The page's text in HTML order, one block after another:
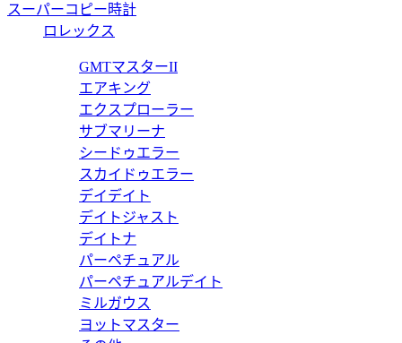
ト 867325 AAGA7 1000
ウォレット 867318 AAGE0 2007
ドウォレット 867318 AAGA7 1000
スーパーコピー時計
ロレックス
GMTマスターII
エアキング
エクスプローラー
サブマリーナ
シードゥエラー
スカイドゥエラー
デイデイト
デイトジャスト
デイトナ
パーペチュアル
パーペチュアルデイト
ミルガウス
ヨットマスター